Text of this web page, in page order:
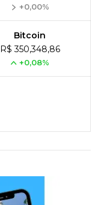
+0,00%
Bitcoin
R$ 350,348,86
+0,08%